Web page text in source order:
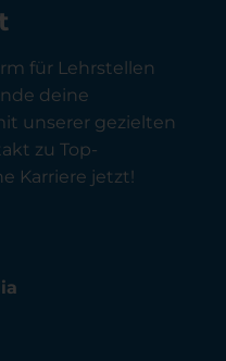
für Lehrstellen
deine
unserer gezielten
zu Top-
Karriere jetzt!